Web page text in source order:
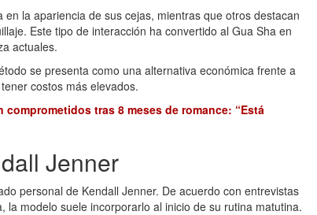
la apariencia de sus cejas, mientras que otros destacan
Este tipo de interacción ha convertido al Gua Sha en
actuales.
se presenta como una alternativa económica frente a
costos más elevados.
comprometidos tras 8 meses de romance: “Está
Jenner
personal de Kendall Jenner. De acuerdo con entrevistas
modelo suele incorporarlo al inicio de su rutina matutina.